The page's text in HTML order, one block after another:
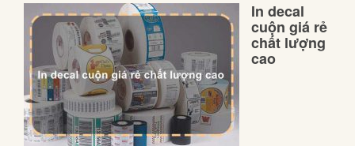
In decal
cuộn giá rẻ
chất lượng
cao